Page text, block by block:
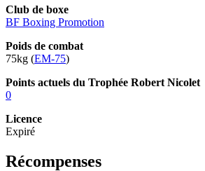
Club de boxe
BF Boxing Promotion
Poids de combat
75kg (EM-75)
Points actuels du Trophée Robert Nicolet
0
Licence
Expiré
Récompenses